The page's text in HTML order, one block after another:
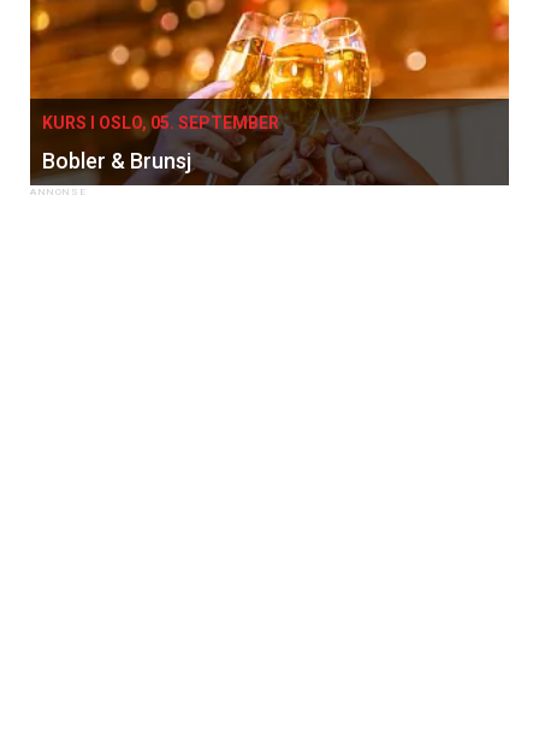
KURS I OSLO, 05. SEPTEMBER
Bobler & Brunsj